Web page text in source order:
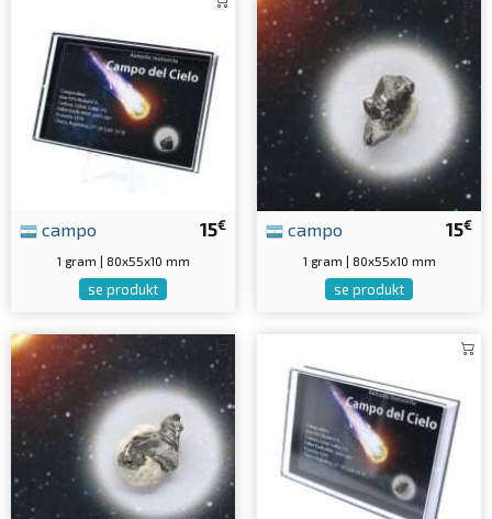
15€
campo
1 gram | 80x55x10 mm
se produkt
15€
campo
1 gram | 80x55x10 mm
se produkt